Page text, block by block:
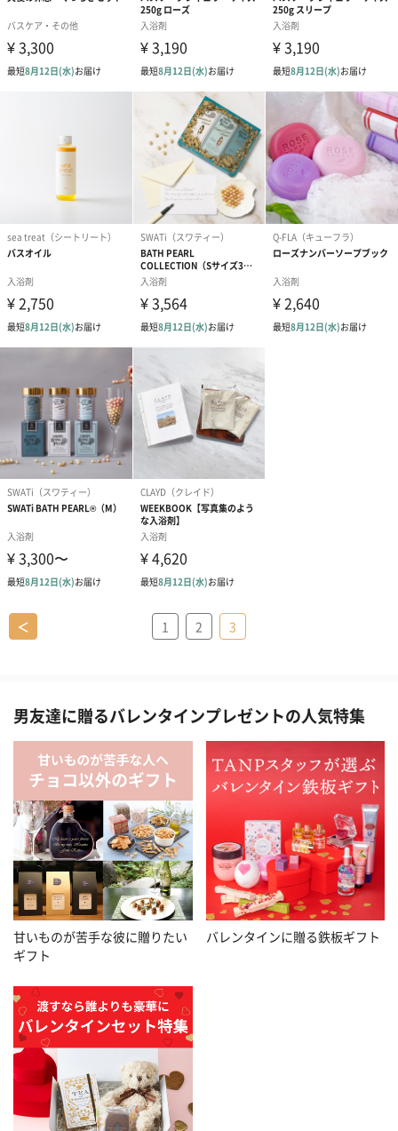
＜ 1 2 3
男友達に贈るバレンタインプレゼントの人気特集
甘いものが苦手な彼に贈りたい
ギフト
バレンタインに贈る鉄板ギフト